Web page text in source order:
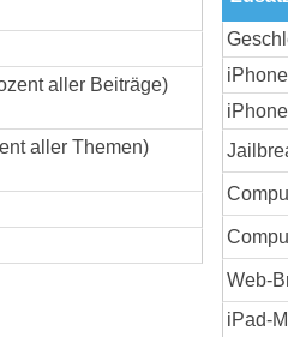
aller Beiträge)
aller Themen)
Web-
iPad-